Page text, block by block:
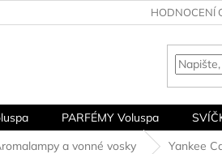
HODNOCENÍ
PARFÉMY Voluspa
a vonné vosky Yankee